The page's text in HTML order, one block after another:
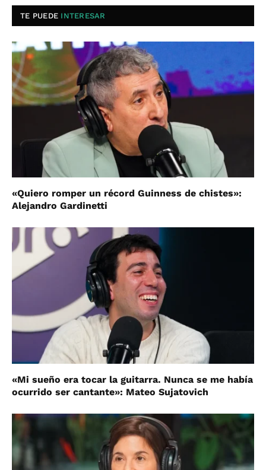
TE PUEDE INTERESAR
«Quiero romper un récord Guinness de chistes»:
Alejandro Gardinetti
«Mi sueño era tocar la guitarra. Nunca se me había
ocurrido ser cantante»: Mateo Sujatovich